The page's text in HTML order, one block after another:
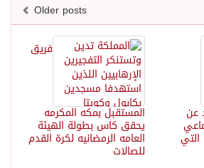
Older posts
فريق
المستقبل بمكه المكرمه
يحقق كاس بطولة الهيئة
العامه الرمضانيه لكرة القدم
للصالات
عن